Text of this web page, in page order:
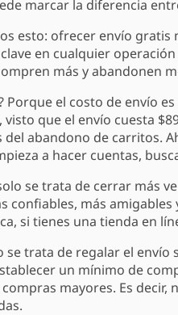
marcar la diferencia
esto: ofrecer envío gratis
en cualquier
más y abandonen
Porque el costo de envío
visto que el envío cuesta
del abandono de carritos.
a hacer cuentas,
se trata de cerrar más
confiables, más
si tienes una tienda en
se trata de regalar el
un mínimo de
mayores. Es